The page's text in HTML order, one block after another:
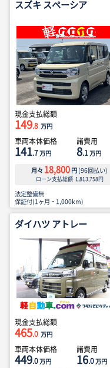
スズキ スペーシア
現金支払総額
149.8 万円
車両本体価格
141.7万円
諸費用
8.1万円
月々 18,800 円 (96回払い)
ローン支払総額 1,813,758円
法定整備無
保証付(1ヶ月・1,000km)
ダイハツ アトレー
現金支払総額
465.0 万円
車両本体価格
449.0万円
諸費用
16.0万円